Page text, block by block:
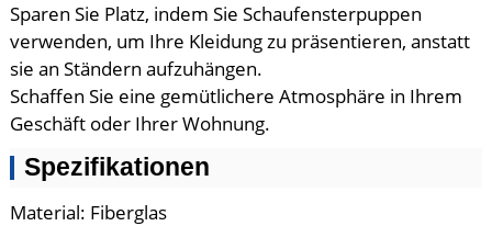
Sparen Sie Platz, indem Sie Schaufensterpuppen
verwenden, um Ihre Kleidung zu präsentieren, anstatt
sie an Ständern aufzuhängen.
Schaffen Sie eine gemütlichere Atmosphäre in Ihrem
Geschäft oder Ihrer Wohnung.
Spezifikationen
Material: Fiberglas